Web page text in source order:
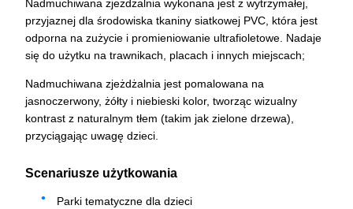
Nadmuchiwana zjeżdżalnia wykonana jest z wytrzymałej,
przyjaznej dla środowiska tkaniny siatkowej PVC, która jest
odporna na zużycie i promieniowanie ultrafioletowe. Nadaje
się do użytku na trawnikach, placach i innych miejscach;
Nadmuchiwana zjeżdżalnia jest pomalowana na
jasnoczerwony, żółty i niebieski kolor, tworząc wizualny
kontrast z naturalnym tłem (takim jak zielone drzewa),
przyciągając uwagę dzieci.
Scenariusze użytkowania
Parki tematyczne dla dzieci